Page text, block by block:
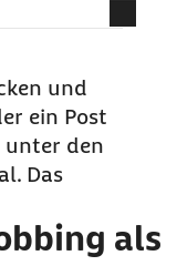
hast
kann
schützen
und
ein Post
unter den
Das
als